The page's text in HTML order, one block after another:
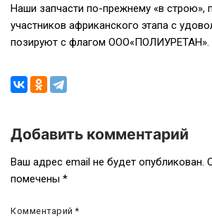
Наши запчасти по-прежнему «в строю»,
участников африканского этапа с
позируют с флагом ООО«ПОЛИУРЕТАН».
Навигация
по
записям
Добавить комментарий
Ваш адрес email не будет опубликован.
помечены *
Комментарий*